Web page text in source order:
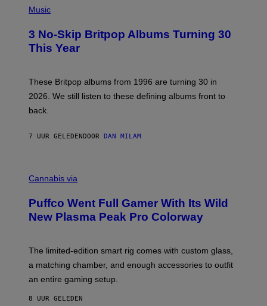
D
F
R
N
H
O
B
Y
E
S
V
A
I
N
E
T
T
M
G
E
Music
3 No-Skip Britpop Albums Turning 30
This Year
These Britpop albums from 1996 are turning 30 in
2026. We still listen to these defining albums front to
back.
7 UUR GELEDEN DOOR DAN MILAM
O
T
E
S
F
U
F
O
Cannabis via
Puffco Went Full Gamer With Its Wild
New Plasma Peak Pro Colorway
The limited-edition smart rig comes with custom glass,
a matching chamber, and enough accessories to outfit
an entire gaming setup.
8 UUR GELEDEN